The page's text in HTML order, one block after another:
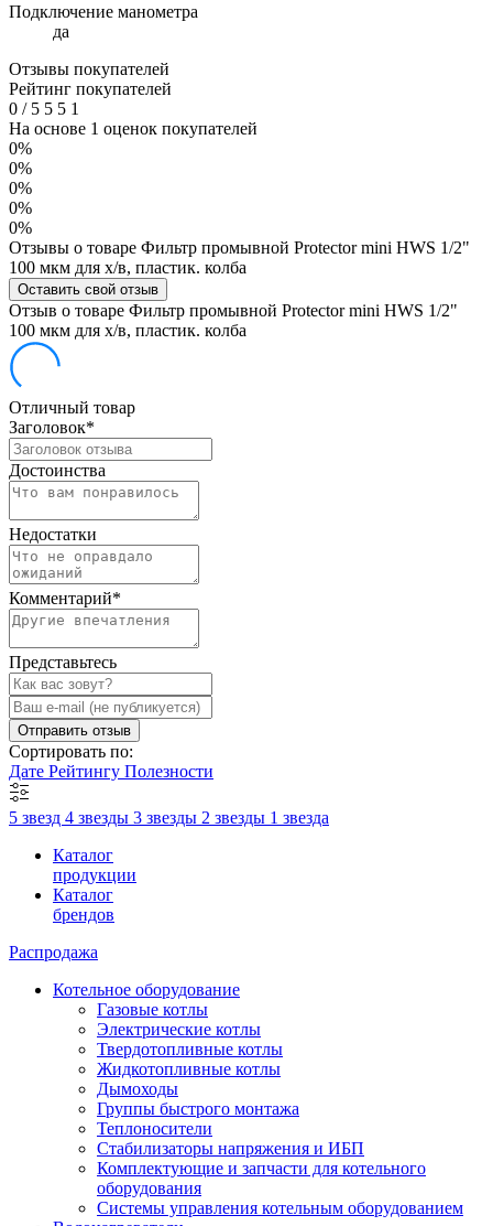
Подключение манометра
да
Отзывы покупателей
Рейтинг покупателей
0 /5 5 5 1
На основе 1 оценок покупателей
0%
0%
0%
0%
0%
Отзывы о товаре Фильтр промывной Protector mini HWS 1/2"
100 мкм для х/в, пластик. колба
Оставить свой отзыв
Отзыв о товаре Фильтр промывной Protector mini HWS 1/2"
100 мкм для х/в, пластик. колба
Отличный товар
Заголовок*
Достоинства
Недостатки
Комментарий*
Представьтесь
Отправить отзыв
Сортировать по:
Дате Рейтингу Полезности
5 звезд 4 звезды 3 звезды 2 звезды 1 звезда
Каталог
продукции
Каталог
брендов
Распродажа
Котельное оборудование
Газовые котлы
Электрические котлы
Твердотопливные котлы
Жидкотопливные котлы
Дымоходы
Группы быстрого монтажа
Теплоносители
Стабилизаторы напряжения и ИБП
Комплектующие и запчасти для котельного
оборудования
Системы управления котельным оборудованием